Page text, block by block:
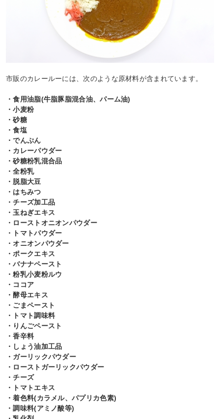
市販のカレールーには、次のような原材料が含まれています。
・食用油脂(牛脂豚脂混合油、パーム油)
・小麦粉
・砂糖
・食塩
・でんぷん
・カレーパウダー
・砂糖粉乳混合品
・全粉乳
・脱脂大豆
・はちみつ
・チーズ加工品
・玉ねぎエキス
・ローストオニオンパウダー
・トマトパウダー
・オニオンパウダー
・ポークエキス
・バナナペースト
・粉乳小麦粉ルウ
・ココア
・酵母エキス
・ごまペースト
・トマト調味料
・りんごペースト
・香辛料
・しょう油加工品
・ガーリックパウダー
・ローストガーリックパウダー
・チーズ
・トマトエキス
・着色料(カラメル、パプリカ色素)
・調味料(アミノ酸等)